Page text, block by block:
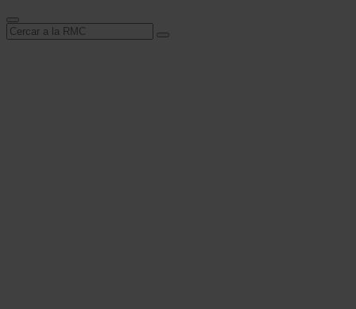
Cerca